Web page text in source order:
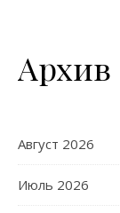
Архив
Август 2026
Июль 2026